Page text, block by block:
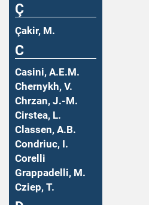
Ç
Çakir, M.
C
Casini, A.E.M.
Chernykh, V.
Chrzan, J.-M.
Cirstea, L.
Classen, A.B.
Condriuc, I.
Corelli
Grappadelli, M.
Cziep, T.